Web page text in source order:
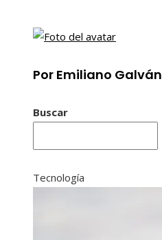
Por Emiliano Galván
Buscar
Tecnología